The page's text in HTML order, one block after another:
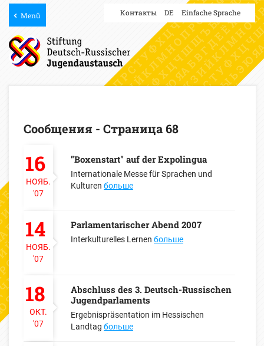
Menü Контакты DE Einfache Sprache
Сообщения - Страница 68
16
НОЯБ.
'07
"Boxenstart" auf der Expolingua
Internationale Messe für Sprachen und
Kulturen больше
14
НОЯБ.
'07
Parlamentarischer Abend 2007
Interkulturelles Lernen больше
18
ОКТ.
'07
Abschluss des 3. Deutsch-Russischen
Jugendparlaments
Ergebnispräsentation im Hessischen
Landtag больше